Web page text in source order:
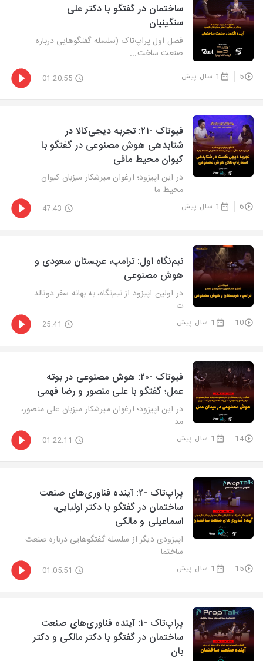
ساختمان در گفتگو با دکتر علی
سنگینیان
فصل اول پراپ‌تاک (سلسله گفتگوهایی درباره
صنعت ساخت...
5 1 سال پیش 01:20:55
فیوتاک -۲۱: تجربه دیجی‌کالا در
شتابدهی هوش مصنوعی در گفتگو با
کیوان محیط مافی
در این اپیزود؛ ارغوان میرشکار میزبان کیوان
محیط ما...
6 1 سال پیش 47:43
نیم‌نگاه اول: ترامپ، عربستان سعودی و
هوش مصنوعی
در اولین اپیزود از نیم‌نگاه، به بهانه سفر دونالد
ت...
10 1 سال پیش 25:41
فیوتاک -۲۰: هوش مصنوعی در بوته
عمل؛ گفتگو با علی منصور و رضا فهمی
در این اپیزود؛ ارغوان میرشکار میزبان علی منصور،
مد...
14 1 سال پیش 01:22:11
پراپ‌تاک -۲: آینده فناوری‌های صنعت
ساختمان در گفتگو با دکتر اولیایی،
اسماعیلی و مالکی
اپیزودی دیگر از سلسله گفتگوهایی درباره صنعت
ساختما...
15 1 سال پیش 01:05:51
پراپ‌تاک -۱: آینده فناوری‌های صنعت
ساختمان در گفتگو با دکتر مالکی و دکتر
بان